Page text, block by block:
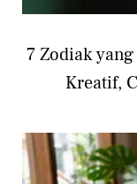
7 Zodiak
Kreatif,